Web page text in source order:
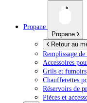
Propane
Propane
Retour au
Remplissage
Accessoires
Grils et fumoirs
Chaufferettes
Réservoirs de
Pièces et